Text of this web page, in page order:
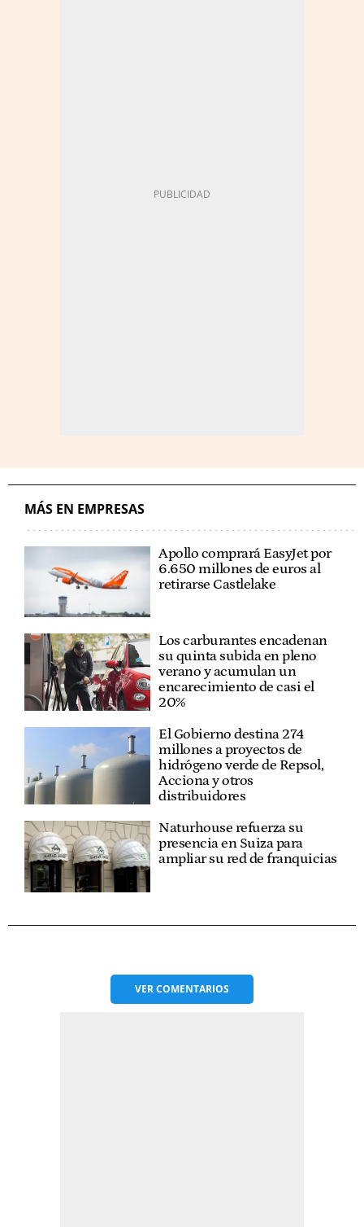
MÁS EN EMPRESAS
Apollo comprará EasyJet por
6.650 millones de euros al
retirarse Castlelake
Los carburantes encadenan
su quinta subida en pleno
verano y acumulan un
encarecimiento de casi el
20%
El Gobierno destina 274
millones a proyectos de
hidrógeno verde de Repsol,
Acciona y otros
distribuidores
Naturhouse refuerza su
presencia en Suiza para
ampliar su red de franquicias
VERCOMENTARIOS